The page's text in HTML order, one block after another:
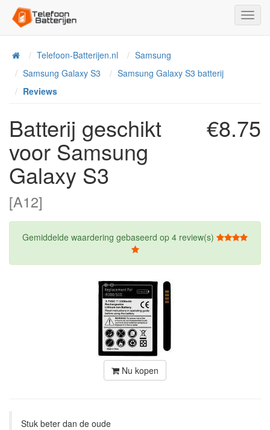
HomeTelefoon-Batterijen.nl
Samsung
Samsung Galaxy S3
Samsung Galaxy S3 batterij
Reviews
€8.75
Batterij geschikt
voor Samsung
Galaxy S3
[A12]
Gemiddelde waardering gebaseerd op 4 review(s)
Nu kopen
Stuk beter dan de oude